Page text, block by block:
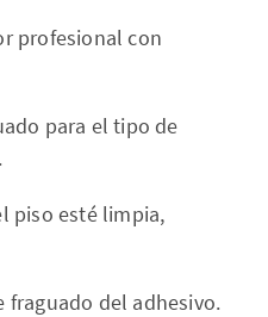
profesional con
para el tipo de
piso esté limpia,
fraguado del adhesivo.